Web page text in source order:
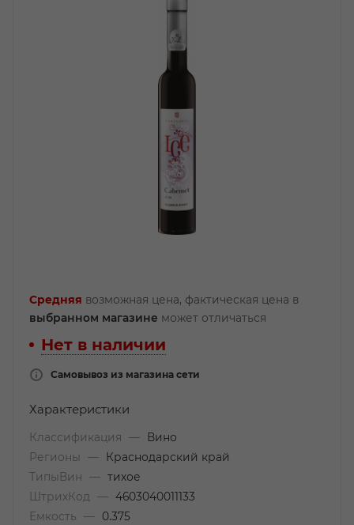
Средняя возможная цена, фактическая цена в
выбранном магазине может отличаться
Нет в наличии
Самовывоз из магазина сети
Характеристики
Классификация —
Вино
Регионы
—
Краснодарский край
ТипыВин
— тихое
ШтрихКод
— 4603040011133
Емкость
—
0.375